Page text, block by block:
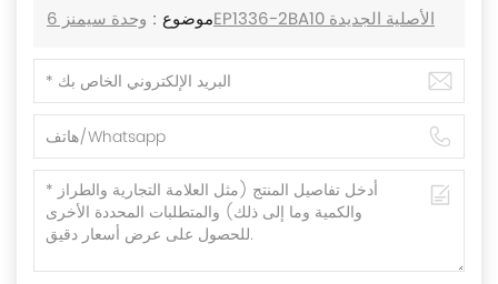
موضوع : وحدة سيمنز 6EP1336-2BA10 الأصلية الجديدة